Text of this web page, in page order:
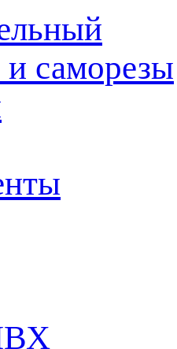
саморезы